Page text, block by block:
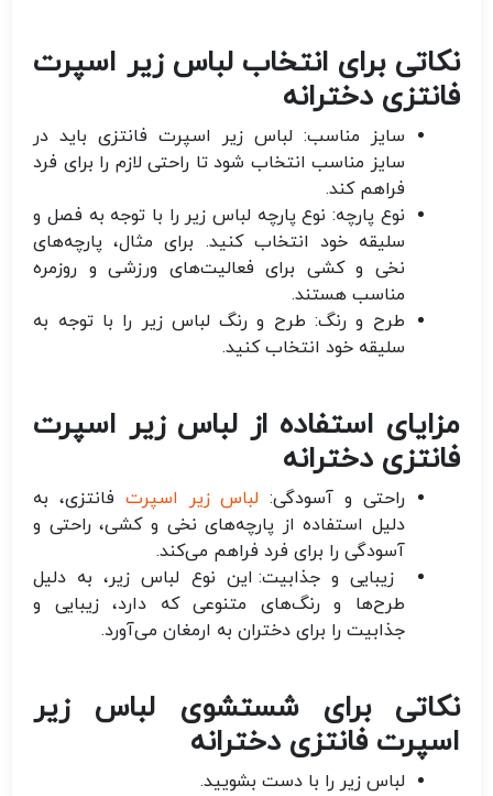
نکاتی برای انتخاب لباس زیر اسپرت
فانتزی دخترانه
سایز مناسب: لباس زیر اسپرت فانتزی باید در
سایز مناسب انتخاب شود تا راحتی لازم را برای فرد
فراهم کند.
نوع پارچه:نوع پارچه لباس زیر را با توجه به فصل و
سلیقه خود انتخاب کنید. برای مثال، پارچه‌های
نخی و کشی برای فعالیت‌های ورزشی و روزمره
مناسب هستند.
طرح و رنگ:طرح و رنگ لباس زیر را با توجه به
سلیقه خود انتخاب کنید.
مزایای استفاده از لباس زیر اسپرت
فانتزی دخترانه
راحتی و آسودگی: لباس زیر اسپرت فانتزی، به
دلیل استفاده از پارچه‌های نخی و کشی، راحتی و
آسودگی را برای فرد فراهم می‌کند.
زیبایی و جذابیت: این نوع لباس زیر، به دلیل
طرح‌ها و رنگ‌های متنوعی که دارد، زیبایی و
جذابیت را برای دختران به ارمغان می‌آورد.
نکاتی برای شستشوی لباس زیر
اسپرت فانتزی دخترانه
لباس زیر را با دست بشویید.